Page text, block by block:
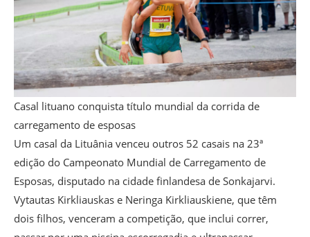
Casal lituano conquista título mundial da corrida de
carregamento de esposas
Um casal da Lituânia venceu outros 52 casais na 23ª
edição do Campeonato Mundial de Carregamento de
Esposas, disputado na cidade finlandesa de Sonkajarvi.
Vytautas Kirkliauskas e Neringa Kirkliauskiene, que têm
dois filhos, venceram a competição, que inclui correr,